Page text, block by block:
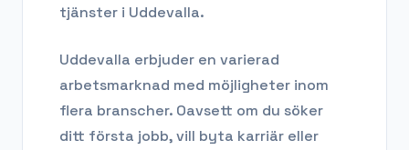
tjänster i Uddevalla.
Uddevalla erbjuder en varierad
arbetsmarknad med möjligheter inom
flera branscher. Oavsett om du söker
ditt första jobb, vill byta karriär eller